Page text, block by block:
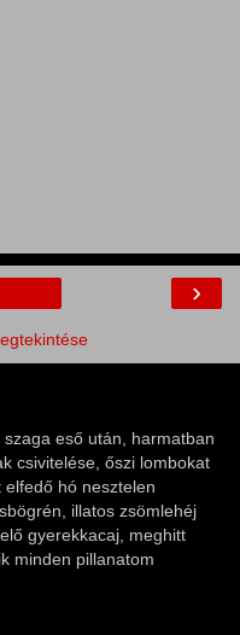
›
eső után, harmatban
csivitelése, őszi lombokat
hó nesztelen
illatos zsömlehéj
gyerekkacaj, meghitt
minden pillanatom